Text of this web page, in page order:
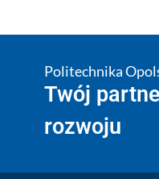
Politechnika
Twój
rozwoju